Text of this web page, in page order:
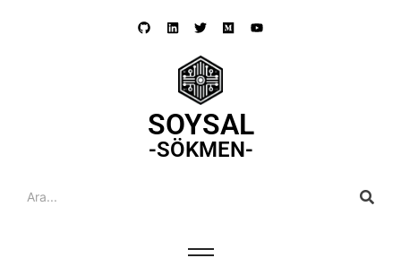
SOYSAL
-SÖKMEN-